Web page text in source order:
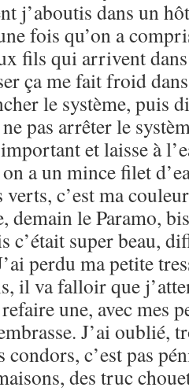
j’aboutis dans un
fois qu’on a
fils qui arrivent
ça me fait froid
le système, puis
pas arrêter le
et laisse à
a un mince filet
c’est ma
demain le Paramo,
c’était super beau,
perdu ma petite
il va falloir que
une, avec mes
J’ai oublié,
condors, c’est pas
des truc